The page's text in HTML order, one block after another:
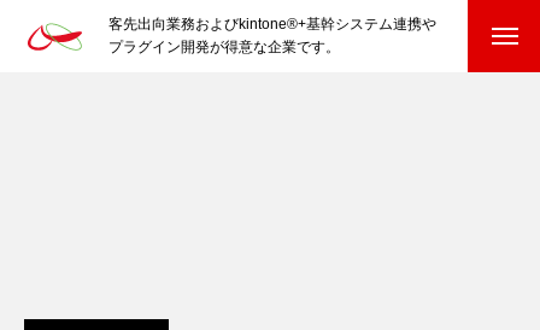
客先出向業務およびkintone®+基幹システム連携や
プラグイン開発が得意な企業です。